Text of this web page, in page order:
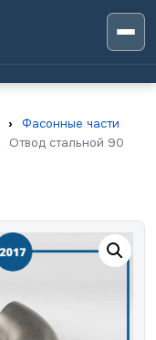
›
Фасонные части
Отвод стальной 90